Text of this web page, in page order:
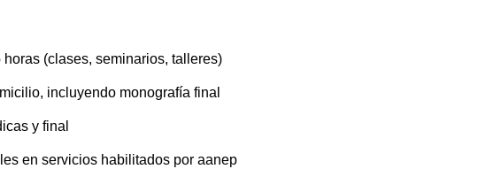
horas (clases, seminarios, talleres)
incluyendo monografía final
y final
en servicios habilitados por aanep